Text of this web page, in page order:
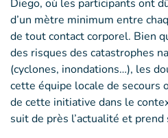
Diego, où les participants ont
d’un mètre minimum entre
de tout contact corporel. Bien
des risques des catastrophes
(cyclones, inondations…), les
cette équipe locale de secours
de cette initiative dans le
suit de près l’actualité et